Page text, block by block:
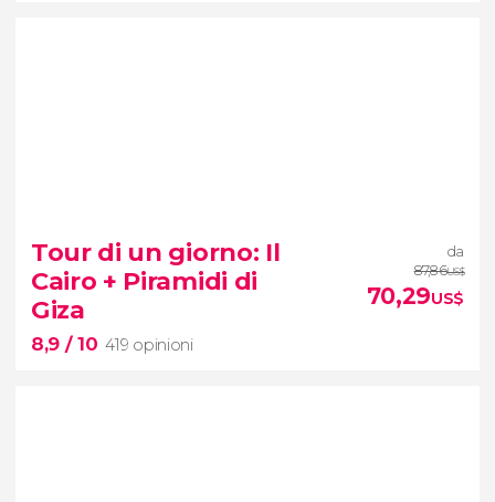
428 opinioni
tour
al Grande Museo Egizio del Cairo
Tour di un giorno: Il
Cairo + Piramidi di
Giza
8,9 / 10 419 opinioni
da
87,86US$
70,29US$